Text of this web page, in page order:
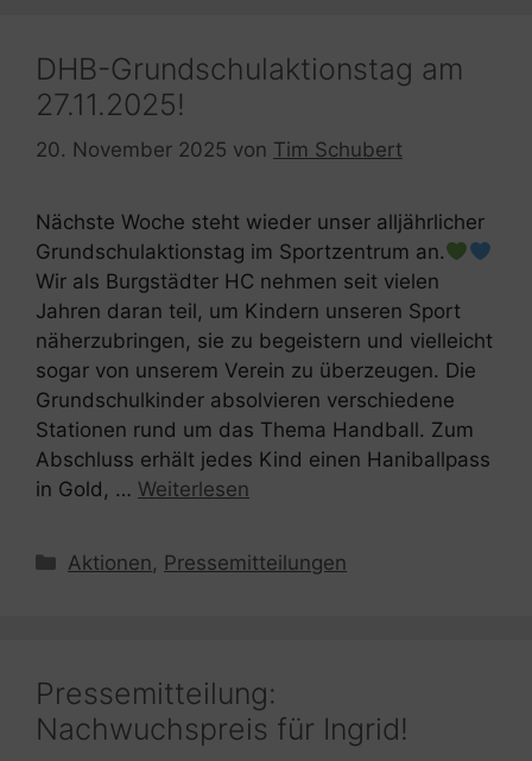
DHB-Grundschulaktionstag am
27.11.2025!
20. November 2025 von Tim Schubert
Nächste Woche steht wieder unser alljährlicher
Grundschulaktionstag im Sportzentrum an.
Wir als Burgstädter HC nehmen seit vielen
Jahren daran teil, um Kindern unseren Sport
näherzubringen, sie zu begeistern und vielleicht
sogar von unserem Verein zu überzeugen. Die
Grundschulkinder absolvieren verschiedene
Stationen rund um das Thema Handball. Zum
Abschluss erhält jedes Kind einen Haniballpass
in Gold, … Weiterlesen
Kategorien
Aktionen, Pressemitteilungen
Pressemitteilung:
Nachwuchspreis für Ingrid!